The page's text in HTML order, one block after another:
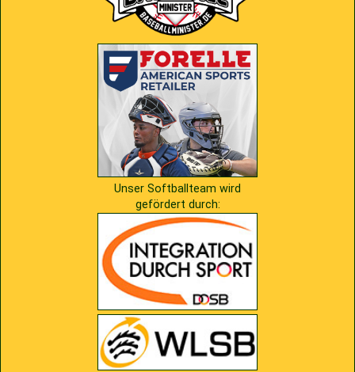
Unser Softballteam wird
gefördert durch: